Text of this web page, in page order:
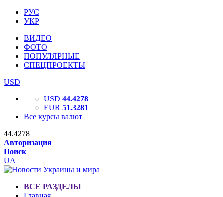
РУС
УКР
ВИДЕО
ФОТО
ПОПУЛЯРНЫЕ
СПЕЦПРОЕКТЫ
USD
USD 44.4278
EUR 51.3281
Все курсы валют
44.4278
Авторизация
Поиск
UA
ВСЕ РАЗДЕЛЫ
Главная